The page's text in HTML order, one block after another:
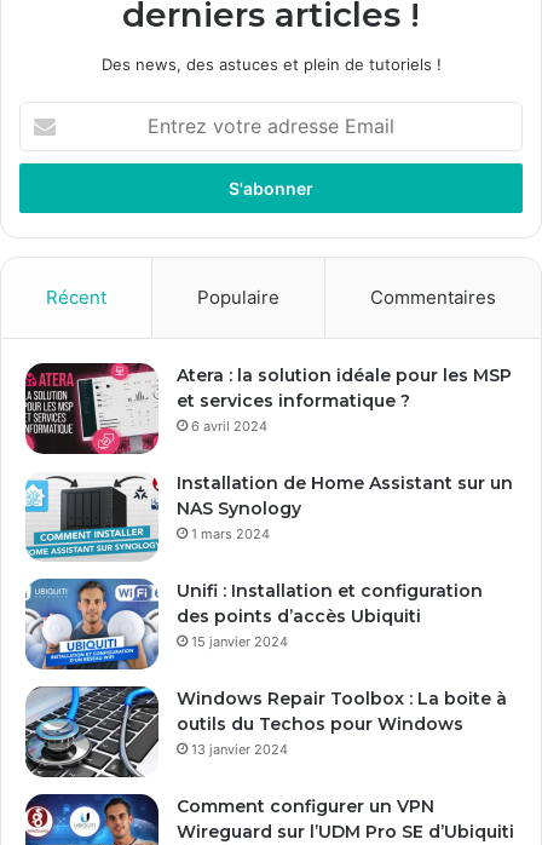
derniers articles !
Des news, des astuces et plein de tutoriels !
t
e
z
r
e
a
d
s
e
m
a
Récent Populaire Commentaires
Atera : la solution idéale pour les MSP
et services informatique ?
6 avril 2024
Installation de Home Assistant sur un
NAS Synology
1 mars 2024
Unifi : Installation et configuration
des points d’accès Ubiquiti
15 janvier 2024
Windows Repair Toolbox : La boite à
outils du Techos pour Windows
13 janvier 2024
Comment configurer un VPN
Wireguard sur l’UDM Pro SE d’Ubiquiti